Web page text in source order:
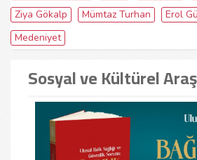
Ziya Gökalp
Mümtaz Turhan Erol
Medeniyet
Sosyal ve Kültürel